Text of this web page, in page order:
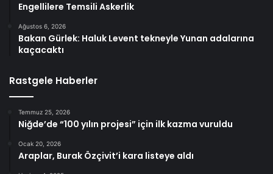
Engellilere Temsili Askerlik
Ağustos 6, 2026
Bakan Gürlek: Haluk Levent tekneyle Yunan adalarına
kaçacaktı
Rastgele Haberler
Temmuz 25, 2026
Niğde’de “100 yılın projesi” için ilk kazma vuruldu
Ocak 20, 2026
Araplar, Burak Özçivit’i kara listeye aldı